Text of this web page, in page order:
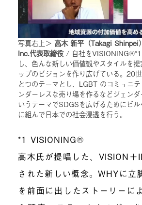
写真右上＞ 高木 新平（Takagi
Inc.代表取締役/ 自社をVISIONING®︎*1
し、色んな新しい価値観やスタイルを
ップのビジョンを作り広げている。20
とつのテーマとし、LGBT のコミュニ
ンダーレスな売り場を作るなどジェン
いうテーマでSDGSを広げるためにビ
に組んで日本での社会浸透を行う。
*1VISIONING®︎
高木氏が提唱した、VISION＋
された新しい概念。WHYに立
を前面に出したストーリーに